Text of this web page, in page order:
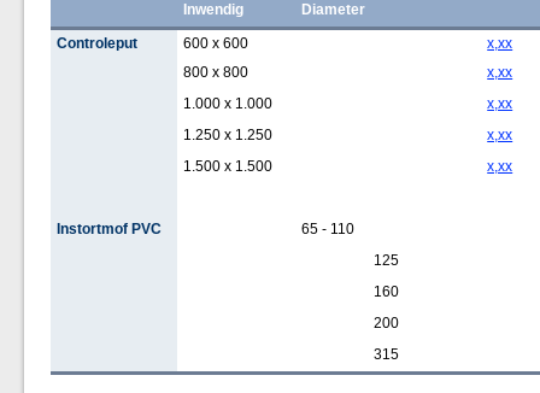
Inwendig
Diameter
Controleput
600 x 600
x,xx
800 x 800
x,xx
1.000 x 1.000
x,xx
1.250 x 1.250
x,xx
1.500 x 1.500
x,xx
Instortmof PVC
65 - 110
125
160
200
315